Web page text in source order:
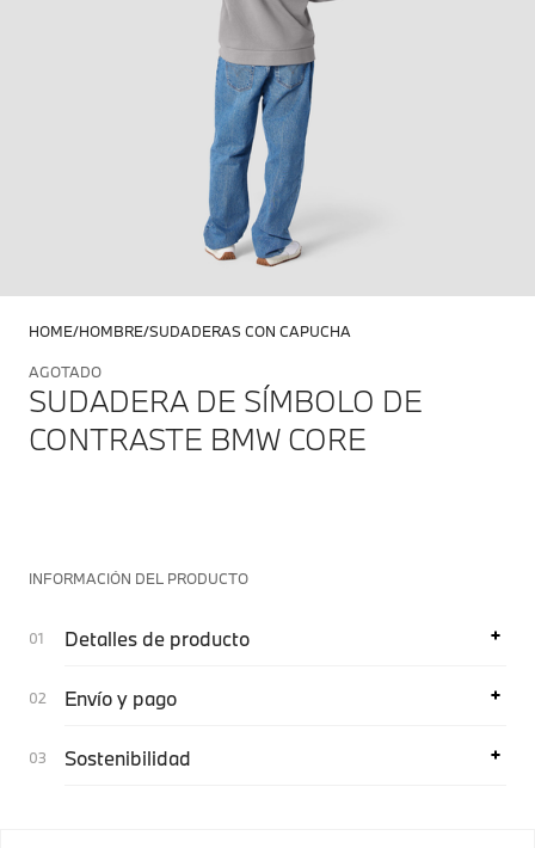
HOME HOMBRE SUDADERAS CON CAPUCHA
AGOTADO
SUDADERA DE SÍMBOLO DE
CONTRASTE BMW CORE
INFORMACIÓN DEL PRODUCTO
Detalles de producto
Envío y pago
Sostenibilidad